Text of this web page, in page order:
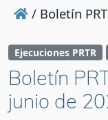
/ Boletín
Ejecuciones PRTR
Boletín
junio de